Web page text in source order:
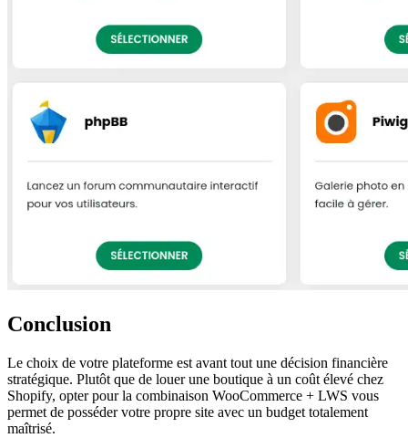
Conclusion
Le choix de votre plateforme est avant tout une décision financière
stratégique. Plutôt que de louer une boutique à un coût élevé chez
Shopify, opter pour la combinaison WooCommerce + LWS vous
permet de posséder votre propre site avec un budget totalement
maîtrisé.